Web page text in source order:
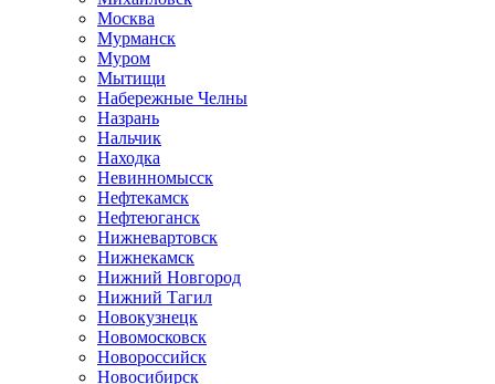
Москва
Мурманск
Муром
Мытищи
Набережные Челны
Назрань
Нальчик
Находка
Невинномысск
Нефтекамск
Нефтеюганск
Нижневартовск
Нижнекамск
Нижний Новгород
Нижний Тагил
Новокузнецк
Новомосковск
Новороссийск
Новосибирск